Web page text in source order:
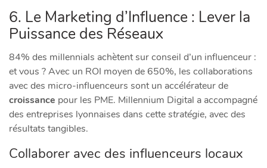
6. Le Marketing d’Influence : Lever la
Puissance des Réseaux
84% des millennials achètent sur conseil d’un influenceur :
et vous ? Avec un ROI moyen de 650%, les collaborations
avec des micro-influenceurs sont un accélérateur de
croissance pour les PME. Millennium Digital a accompagné
des entreprises lyonnaises dans cettestratégie, avec des
résultats tangibles.
Collaborer avec des influenceurs locaux